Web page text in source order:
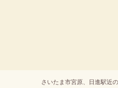
さいたま市宮原、日進駅近